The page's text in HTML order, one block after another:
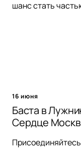
шанс стать
16 июня
Баста в
Сердце